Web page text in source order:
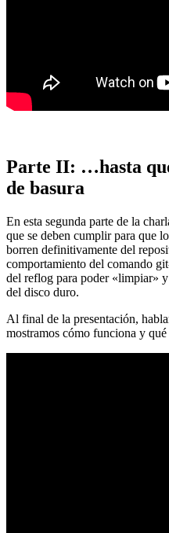
Parte II: …hasta
de basura
En esta segunda parte de la
que se deben cumplir para que
borren definitivamente del
comportamiento del comando
del reflog para poder «limpiar»
del disco duro.
Al final de la presentación,
mostramos cómo funciona y